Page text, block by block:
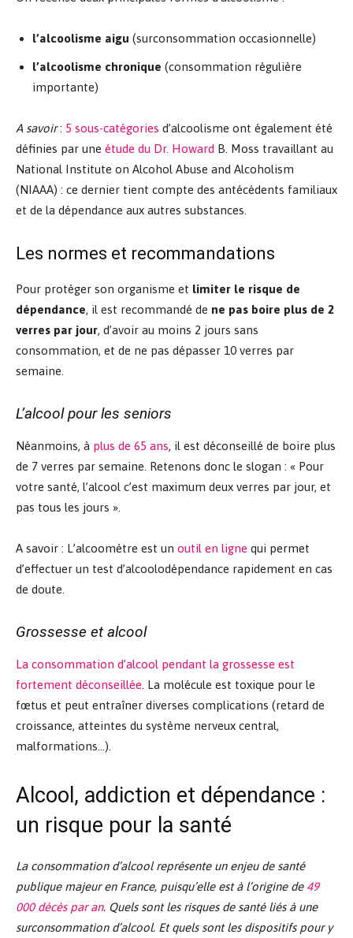
l’alcoolisme aigu (surconsommation occasionnelle)
l’alcoolisme chronique (consommation régulière
importante)
A savoir: 5 sous-catégories d’alcoolisme ont également été
définies par une étude du Dr. Howard B. Moss travaillant au
National Institute on Alcohol Abuse and Alcoholism
(NIAAA) : ce dernier tient compte des antécédents familiaux
et de la dépendance aux autres substances.
Les normes et recommandations
Pour protéger son organisme et limiter le risque de
dépendance, il est recommandé de ne pas boire plus de 2
verres par jour, d’avoir au moins 2 jours sans
consommation, et de ne pas dépasser 10 verres par
semaine.
L’alcool pour les seniors
Néanmoins, à plus de 65 ans, il est déconseillé de boire plus
de 7 verres par semaine. Retenons donc le slogan : « Pour
votre santé, l’alcool c’est maximum deux verres par jour, et
pas tous les jours ».
A savoir : L’alcoomètre est un outil en ligne qui permet
d’effectuer un test d’alcoolodépendance rapidement en cas
de doute.
Grossesse et alcool
La consommation d’alcool pendant la grossesse est
fortement déconseillée . La molécule est toxique pour le
fœtus et peut entraîner diverses complications (retard de
croissance, atteintes du système nerveux central,
malformations…).
Alcool, addiction et dépendance :
un risque pour la santé
La consommation d’alcool représente un enjeu de santé
publique majeur en France, puisqu’elle est à l’origine de 49
000 décès par an. Quels sont les risques de santé liés à une
surconsommation d’alcool. Et quels sont les dispositifs pour y